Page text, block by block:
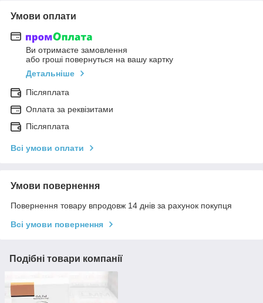
Умови оплати
Ви отримаєте замовлення
або гроші повернуться на вашу картку
Детальніше
Післяплата
Оплата за реквізитами
Післяплата
Всі умови оплати
Умови повернення
Повернення товару впродовж 14 днів за рахунок покупця
Всі умови повернення
Подібні товари компанії